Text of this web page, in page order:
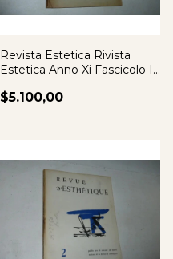
Revista Estetica Rivista
Estetica Anno Xi Fascicolo Iii
$5.100,00